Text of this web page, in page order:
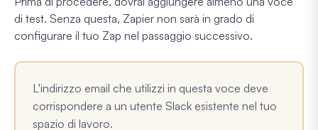
di test. Senza questa, Zapier non sarà in grado di
configurare il tuo Zap nel passaggio successivo.
L'indirizzo email che utilizzi in questa voce deve
corrispondere a un utente Slack esistente nel tuo
spazio di lavoro.